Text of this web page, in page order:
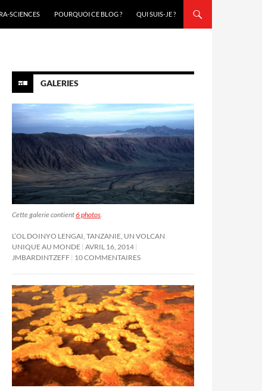
SCIENCES
POURQUOI CE BLOG ? QUI SUIS-JE ?
GALERIES
Cette galerie contient6 photos.
L’OL DOINYO LENGAI, TANZANIE, UN VOLCAN
UNIQUE AU MONDE AVRIL 16, 2014
JMBARDINTZEFF 10 COMMENTAIRES